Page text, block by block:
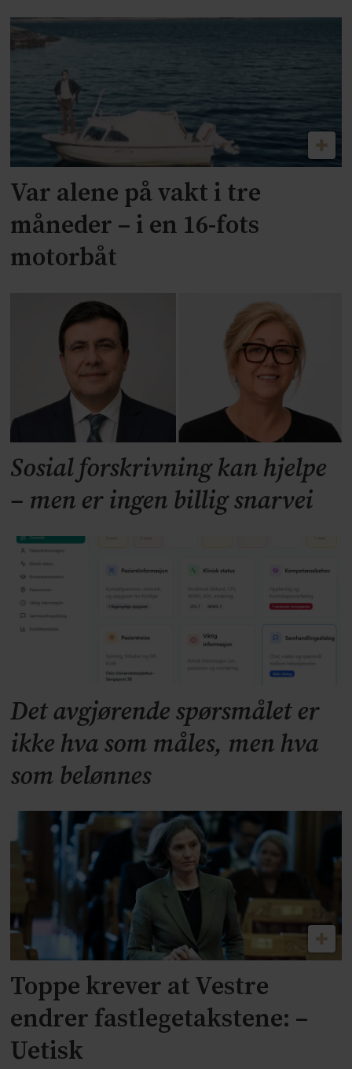
Var alene på vakt i tre
måneder – i en 16-fots
motorbåt
Sosial forskrivning kan hjelpe
– men er ingen billig snarvei
Det avgjørende spørsmålet er
ikke hva som måles, men hva
som belønnes
Toppe krever at Vestre
endrer fastlegetakstene: –
Uetisk